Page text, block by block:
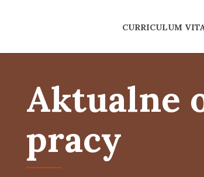
CURRICULUM
Aktualne
pracy